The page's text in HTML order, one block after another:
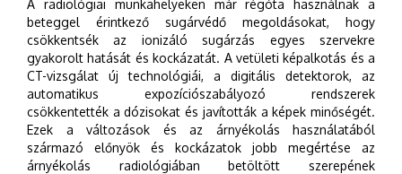
A radiológiai munkahelyeken már régóta használnak a
beteggel érintkező sugárvédő megoldásokat, hogy
csökkentsék az ionizáló sugárzás egyes szervekre
gyakorolt hatását és kockázatát. A vetületi képalkotás és a
CT-vizsgálat új technológiái, a digitális detektorok, az
automatikus expozíciószabályozó rendszerek
csökkentették a dózisokat és javították a képek minőségét.
Ezek a változások és az árnyékolás használatából
származó előnyök és kockázatok jobb megértése az
árnyékolás radiológiában betöltött szerepének